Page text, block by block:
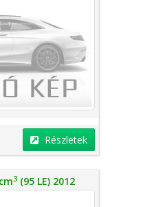
Részletek
3 (95 LE) 2012